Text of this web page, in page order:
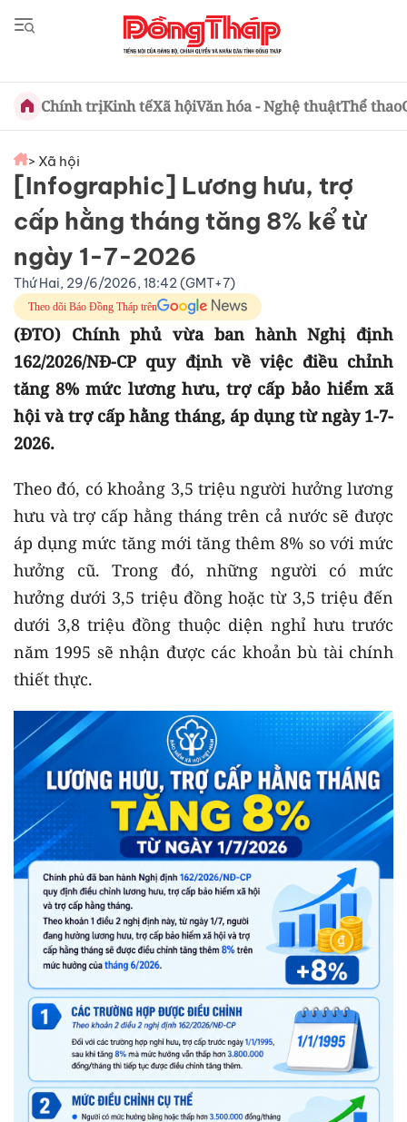
Chính trịKinh tếXã hộiVăn hóa - Nghệ thuậtThể thao
> Xã hội
[Infographic] Lương hưu, trợ
cấp hằng tháng tăng 8% kể từ
ngày 1-7-2026
Thứ Hai, 29/6/2026, 18:42 (GMT+7)
Theo dõi Báo Đồng Tháp trên
(ĐTO) Chính phủ vừa ban hành Nghị định
162/2026/NĐ-CP quy định về việc điều chỉnh
tăng 8% mức lương hưu, trợ cấp bảo hiểm xã
hội và trợ cấp hằng tháng, áp dụng từ ngày 1-7-
2026.
Theo đó, có khoảng 3,5 triệu người hưởng lương
hưu và trợ cấp hằng tháng trên cả nước sẽ được
áp dụng mức tăng mới tăng thêm 8% so với mức
hưởng cũ. Trong đó, những người có mức
hưởng dưới 3,5 triệu đồng hoặc từ 3,5 triệu đến
dưới 3,8 triệu đồng thuộc diện nghỉ hưu trước
năm 1995 sẽ nhận được các khoản bù tài chính
thiết thực.